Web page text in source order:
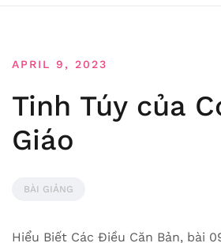
APRIL 9, 2023
Tinh Túy của
Giáo
BÀI GIẢNG
Hiểu Biết Các Điều Căn Bản, bài